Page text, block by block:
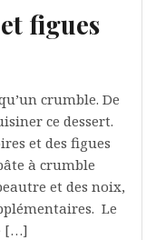
figues
crumble. De
ce dessert.
et des figues
à crumble
et des noix,
Le
[…]